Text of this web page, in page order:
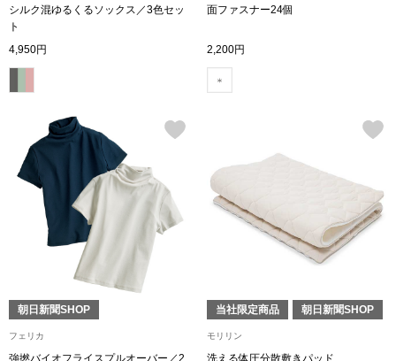
集
すべて見る
ク
ーブルウェア
ブレスレット
その他
ファッション
シルク混ゆるくるソックス／3色セッ
ト
4,950円
面ファスナー24個
2,200円
朝日新聞SHOP
フェリカ
強撚バイオフライスプルオーバー／2
当社限定商品 朝日新聞SHOP
モリリン
洗える体圧分散敷きパッド